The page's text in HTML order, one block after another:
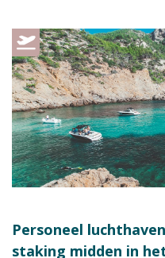
Personeel
staking midden in